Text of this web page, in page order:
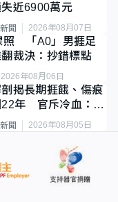
近6900萬元
聞 2026年08月07日
照 「A0」男捱足
裁決：抄錯標點
2026年08月06日
揭長期捱餓、傷痕
年 官斥冷血：同
聞 2026年08月05日